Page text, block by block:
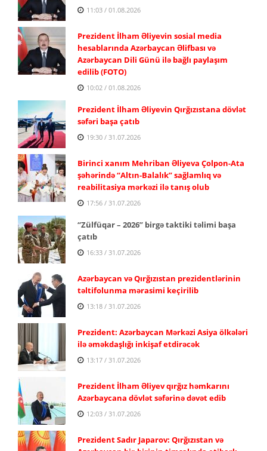
11:03 / 01.08.2026
Prezident İlham Əliyevin sosial media
hesablarında Azərbaycan Əlifbası və
Azərbaycan Dili Günü ilə bağlı paylaşım
edilib (FOTO)
10:02 / 01.08.2026
Prezident İlham Əliyevin Qırğızıstana dövlət
səfəri başa çatıb
19:30 / 31.07.2026
Birinci xanım Mehriban Əliyeva Çolpon-Ata
şəhərində “Altın-Balalık” sağlamlıq və
reabilitasiya mərkəzi ilə tanış olub
17:56 / 31.07.2026
“Zülfüqar – 2026” birgə taktiki təlimi başa
çatıb
16:33 / 31.07.2026
Azərbaycan və Qırğızıstan prezidentlərinin
təltifolunma mərasimi keçirilib
13:18 / 31.07.2026
Prezident: Azərbaycan Mərkəzi Asiya ölkələri
ilə əməkdaşlığı inkişaf etdirəcək
13:17 / 31.07.2026
Prezident İlham Əliyev qırğız həmkarını
Azərbaycana dövlət səfərinə dəvət edib
12:03 / 31.07.2026
Prezident Sadır Japarov: Qırğızıstan və